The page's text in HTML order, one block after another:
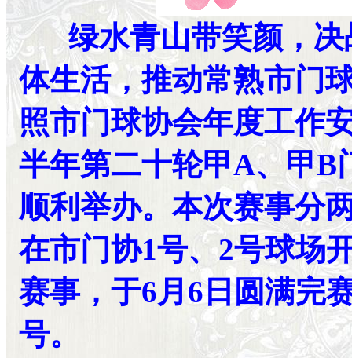
绿水青山带笑颜，
体生活，推动常熟市门
照市门球协会年度工作
半年第二十轮甲A、甲B
顺利举办。本次赛事分
在市门协1号、2号球场
赛事，于6月6日圆满完
号。